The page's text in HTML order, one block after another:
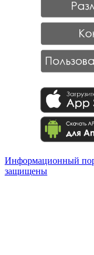
Информационный
защищены